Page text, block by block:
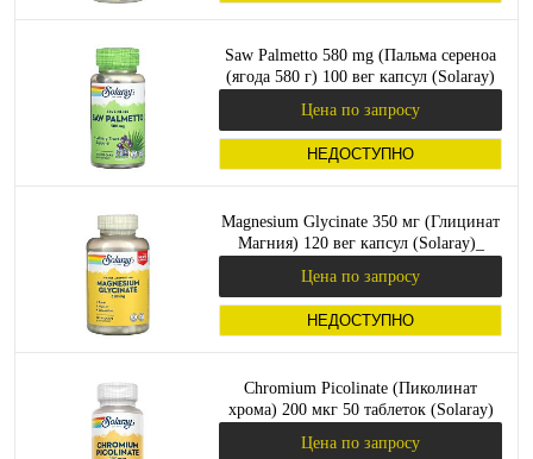
Saw Palmetto 580 mg (Пальма сереноа
(ягода 580 г) 100 вег капсул (Solaray)
Цена по запросу
НЕДОСТУПНО
Magnesium Glycinate 350 мг (Глицинат
Магния) 120 вег капсул (Solaray)_
Цена по запросу
НЕДОСТУПНО
Chromium Picolinate (Пиколинат
хрома) 200 мкг 50 таблеток (Solaray)
Цена по запросу